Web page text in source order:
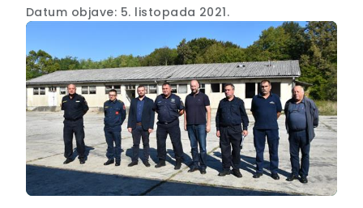
Datum objave: 5. listopada 2021.